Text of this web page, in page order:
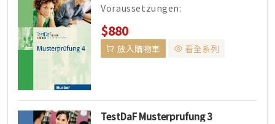
Voraussetzungen:
Oberstufenkenntnisse (C 1),
minde...
$880
放入購物車 看全系列
TestDaF Musterprufung 3